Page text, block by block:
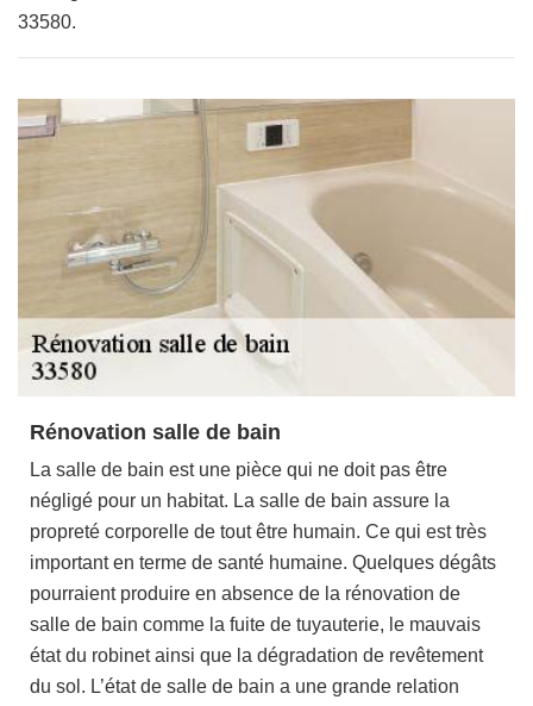
33580.
Rénovation salle de bain
La salle de bain est une pièce qui ne doit pas être
négligé pour un habitat. La salle de bain assure la
propreté corporelle de tout être humain. Ce qui est très
important en terme de santé humaine. Quelques dégâts
pourraient produire en absence de la rénovation de
salle de bain comme la fuite de tuyauterie, le mauvais
état du robinet ainsi que la dégradation de revêtement
du sol. L’état de salle de bain a une grande relation